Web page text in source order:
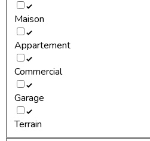
Maison
Appartement
Commercial
Garage
Terrain